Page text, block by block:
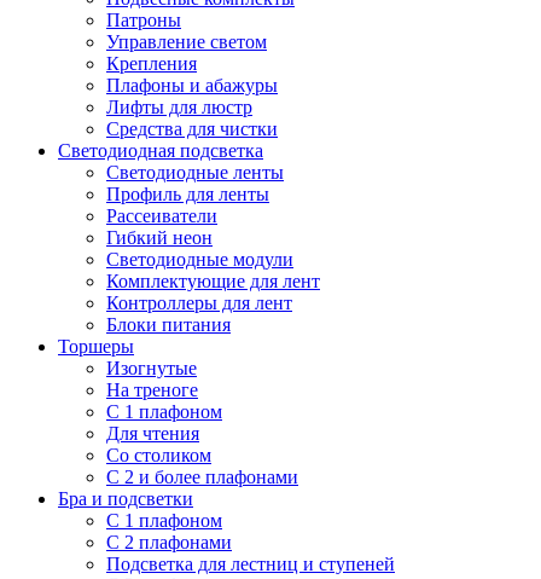
Патроны
Управление светом
Крепления
Плафоны и абажуры
Лифты для люстр
Средства для чистки
Светодиодная подсветка
Светодиодные ленты
Профиль для ленты
Рассеиватели
Гибкий неон
Светодиодные модули
Комплектующие для лент
Контроллеры для лент
Блоки питания
Торшеры
Изогнутые
На треноге
С 1 плафоном
Для чтения
Со столиком
С 2 и более плафонами
Бра и подсветки
С 1 плафоном
С 2 плафонами
Подсветка для лестниц и ступеней